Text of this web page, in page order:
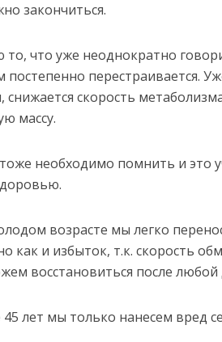
закончиться.
что уже неоднократно
постепенно перестраивается.
снижается скорость
массу.
необходимо помнить и это
возрасте мы легко
как и избыток, т.к. скорость
восстановиться после
45 лет мы только нанесем вред